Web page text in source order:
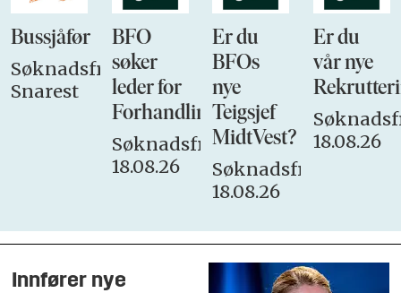
Bussjåfør
Søknadsfrist:
Snarest
BFO
søker
leder for
Forhandlingsutvalget
Søknadsfrist:
18.08.26
Er du
BFOs
nye
Teigsjef
MidtVest?
Søknadsfrist:
18.08.26
Er du
vår nye
18.08.26
Innfører nye